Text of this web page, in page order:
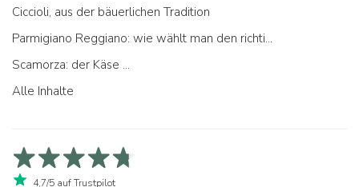
Ciccioli, aus der bäuerlichen Tradition
Parmigiano Reggiano: wie wählt man den richtigen aus
Scamorza: der Käse ...
Alle Inhalte
4,7/5 auf Trustpilot